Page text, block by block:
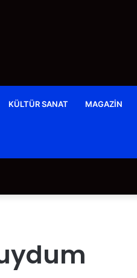
KÜLTÜR SANAT MAGAZIN